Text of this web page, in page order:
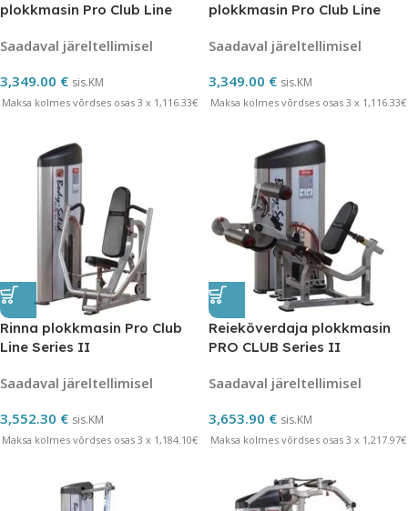
plokkmasin Pro Club Line
Saadaval järeltellimisel
3,349.00 € sis.KM
Maksa kolmes võrdses osas 3 x 1,116.33€
plokkmasin Pro Club Line
Saadaval järeltellimisel
3,349.00 € sis.KM
Maksa kolmes võrdses osas 3 x 1,116.33€
Rinna plokkmasin Pro Club
Line Series II
Saadaval järeltellimisel
3,552.30 € sis.KM
Maksa kolmes võrdses osas 3 x 1,184.10€
Reiekõverdaja plokkmasin
PRO CLUB Series II
Saadaval järeltellimisel
3,653.90 € sis.KM
Maksa kolmes võrdses osas 3 x 1,217.97€